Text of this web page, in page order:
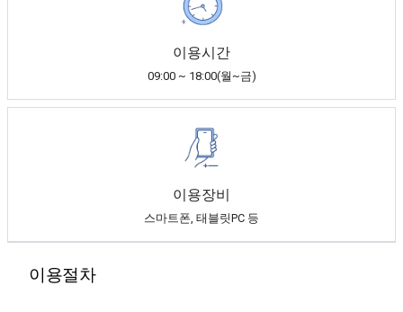
이용시간
09:00 ~ 18:00(월~금)
이용장비
스마트폰, 태블릿PC 등
이용절차